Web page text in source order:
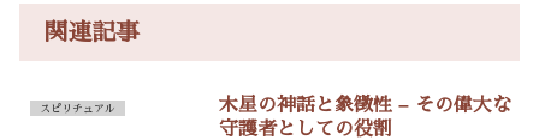
関連記事
スピリチュアル
木星の神話と象徴性 – その偉大な
守護者としての役割